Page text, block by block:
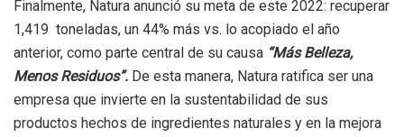
Finalmente, Natura anunció su meta de este 2022: recuperar
1,419 toneladas, un 44% más vs. lo acopiado el año
anterior, como parte central de su causa “Más Belleza,
Menos Residuos”. De esta manera, Natura ratifica ser una
empresa que invierte en la sustentabilidad de sus
productos hechos de ingredientes naturales y en la mejora